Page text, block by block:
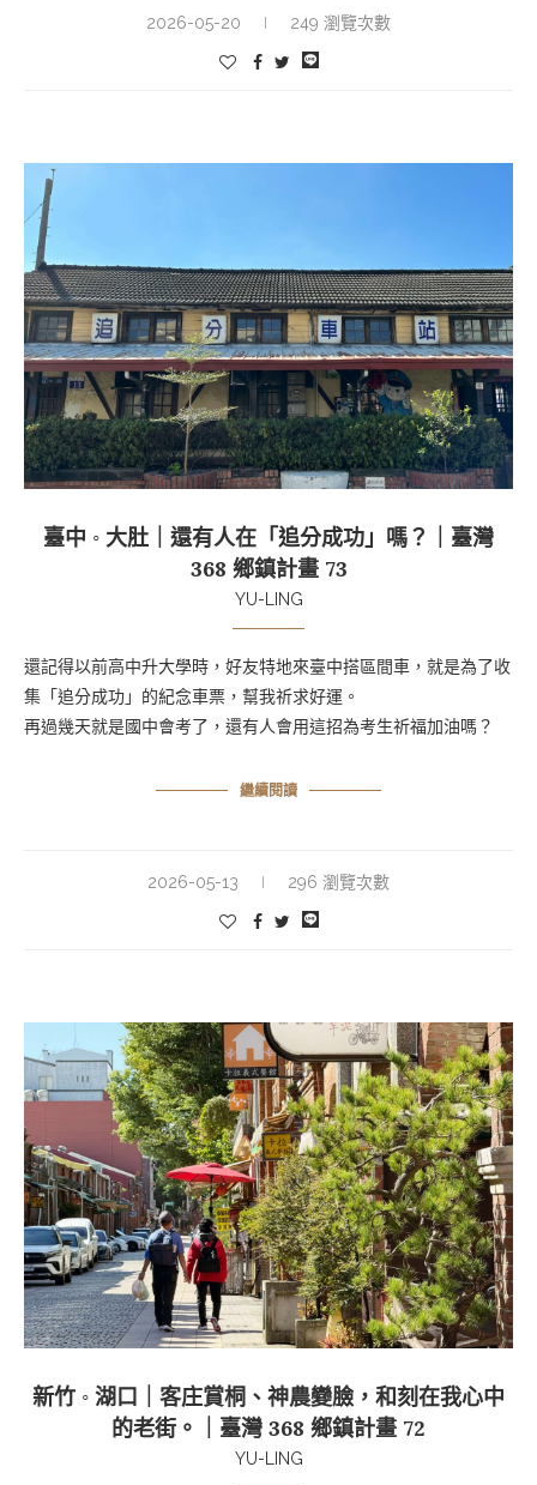
2026-05-20 249 瀏覽次數
臺中 ◦ 大肚｜還有人在「追分成功」嗎？｜臺灣
368 鄉鎮計畫 73
YU-LING
還記得以前高中升大學時，好友特地來臺中搭區間車，就是為了收
集「追分成功」的紀念車票，幫我祈求好運。
再過幾天就是國中會考了，還有人會用這招為考生祈福加油嗎？
繼續閱讀
2026-05-13 296 瀏覽次數
新竹 ◦ 湖口｜客庄賞桐、神農變臉，和刻在我心中
的老街。｜臺灣 368 鄉鎮計畫 72
YU-LING